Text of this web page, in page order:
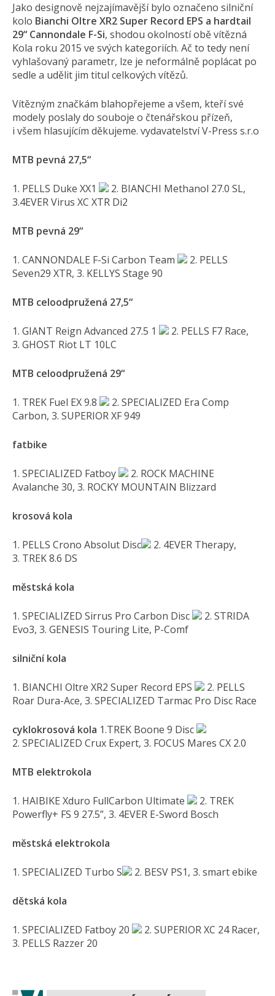
Jako designově nejzajímavější bylo označeno silniční
kolo Bianchi Oltre XR2 Super Record EPS a hardtail
29“ Cannondale F-Si, shodou okolností obě vítězná
Kola roku 2015 ve svých kategoriích. Ač to tedy není
vyhlašovaný parametr, lze je neformálně poplácat po
sedle a udělit jim titul celkových vítězů.
Vítězným značkám blahopřejeme a všem, kteří své
modely poslaly do souboje o čtenářskou přízeň,
i všem hlasujícím děkujeme. vydavatelství V-Press s.r.o
MTB pevná 27,5“
1. PELLS Duke XX1
2. BIANCHI Methanol 27.0 SL,
3.4EVER Virus XC XTR Di2
MTB pevná 29“
1. CANNONDALE F-Si Carbon Team
2. PELLS
Seven29 XTR, 3. KELLYS Stage 90
MTB celoodpružená 27,5“
1. GIANT Reign Advanced 27.5 1
2. PELLS F7 Race,
3. GHOST Riot LT 10LC
MTB celoodpružená 29“
1. TREK Fuel EX 9.8
2. SPECIALIZED Era Comp
Carbon, 3. SUPERIOR XF 949
fatbike
1. SPECIALIZED Fatboy
2. ROCK MACHINE
Avalanche 30, 3. ROCKY MOUNTAIN Blizzard
krosová kola
1. PELLS Crono Absolut Disc
2. 4EVER Therapy,
3. TREK 8.6 DS
městská kola
1. SPECIALIZED Sirrus Pro Carbon Disc
2. STRIDA
Evo3, 3. GENESIS Touring Lite, P-Comf
silniční kola
1. BIANCHI Oltre XR2 Super Record EPS
2. PELLS
Roar Dura-Ace, 3. SPECIALIZED Tarmac Pro Disc Race
cyklokrosová kola 1.TREK Boone 9 Disc
2. SPECIALIZED Crux Expert, 3. FOCUS Mares CX 2.0
MTB elektrokola
1. HAIBIKE Xduro FullCarbon Ultimate
2. TREK
Powerfly+ FS 9 27.5”, 3. 4EVER E-Sword Bosch
městská elektrokola
1. SPECIALIZED Turbo S 2. BESV PS1, 3. smart ebike
dětská kola
1. SPECIALIZED Fatboy 20
2. SUPERIOR XC 24 Racer,
3. PELLS Razzer 20